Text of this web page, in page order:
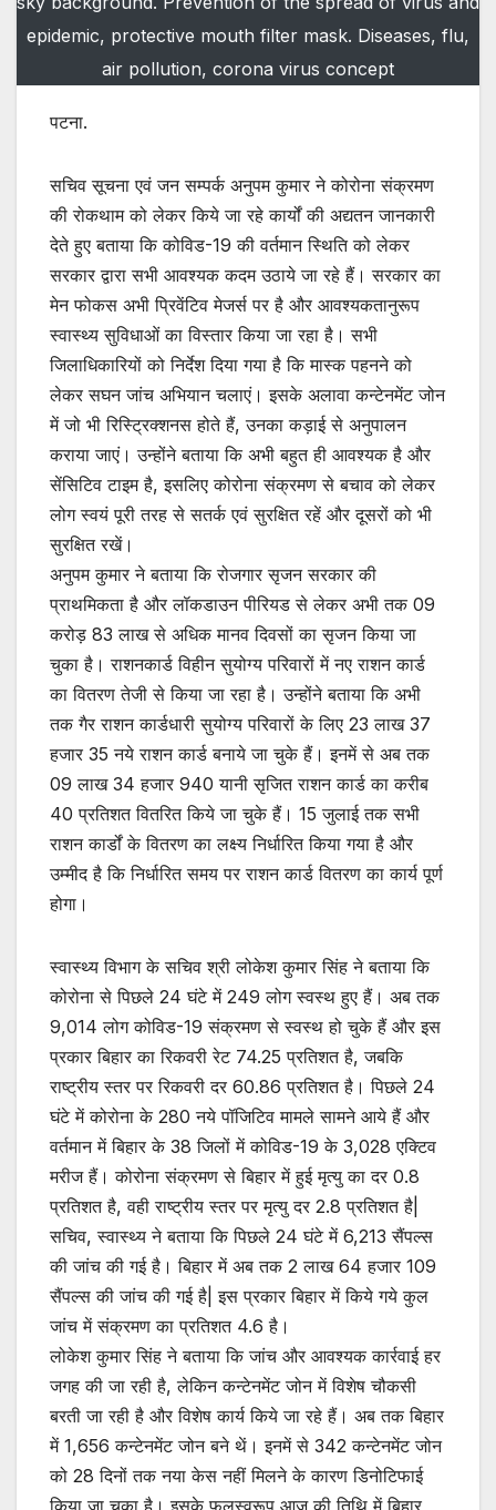
epidemic, protective mouth filter mask. Diseases, flu,
air pollution, corona virus concept
पटना.
सचिव सूचना एवं जन सम्पर्क अनुपम कुमार ने कोरोना संक्रमण
की रोकथाम को लेकर किये जा रहे कार्यों की अद्यतन जानकारी
देते हुए बताया कि कोविड-19 की वर्तमान स्थिति को लेकर
सरकार द्वारा सभी आवश्यक कदम उठाये जा रहे हैं। सरकार का
मेन फोकस अभी प्रिवेंटिव मेजर्स पर है और आवश्यकतानुरूप
स्वास्थ्य सुविधाओं का विस्तार किया जा रहा है। सभी
जिलाधिकारियों को निर्देश दिया गया है कि मास्क पहनने को
लेकर सघन जांच अभियान चलाएं। इसके अलावा कन्टेनमेंट जोन
में जो भी रिस्ट्रिक्शनस होते हैं, उनका कड़ाई से अनुपालन
कराया जाएं। उन्होंने बताया कि अभी बहुत ही आवश्यक है और
सेंसिटिव टाइम है, इसलिए कोरोना संक्रमण से बचाव को लेकर
लोग स्वयं पूरी तरह से सतर्क एवं सुरक्षित रहें और दूसरों को भी
सुरक्षित रखें।
अनुपम कुमार ने बताया कि रोजगार सृजन सरकार की
प्राथमिकता है और लॉकडाउन पीरियड से लेकर अभी तक 09
करोड़ 83 लाख से अधिक मानव दिवसों का सृजन किया जा
चुका है। राशनकार्ड विहीन सुयोग्य परिवारों में नए राशन कार्ड
का वितरण तेजी से किया जा रहा है। उन्होंने बताया कि अभी
तक गैर राशन कार्डधारी सुयोग्य परिवारों के लिए 23 लाख 37
हजार 35 नये राशन कार्ड बनाये जा चुके हैं। इनमें से अब तक
09 लाख 34 हजार 940 यानी सृजित राशन कार्ड का करीब
40 प्रतिशत वितरित किये जा चुके हैं। 15 जुलाई तक सभी
राशन कार्डों के वितरण का लक्ष्य निर्धारित किया गया है और
उम्मीद है कि निर्धारित समय पर राशन कार्ड वितरण का कार्य पूर्ण
होगा।
स्वास्थ्य विभाग के सचिव श्री लोकेश कुमार सिंह ने बताया कि
कोरोना से पिछले 24 घंटे में 249 लोग स्वस्थ हुए हैं। अब तक
9,014 लोग कोविड-19 संक्रमण से स्वस्थ हो चुके हैं और इस
प्रकार बिहार का रिकवरी रेट 74.25 प्रतिशत है, जबकि
राष्ट्रीय स्तर पर रिकवरी दर 60.86 प्रतिशत है। पिछले 24
घंटे में कोरोना के 280 नये पॉजिटिव मामले सामने आये हैं और
वर्तमान में बिहार के 38 जिलों में कोविड-19 के 3,028 एक्टिव
मरीज हैं। कोरोना संक्रमण से बिहार में हुई मृत्यु का दर 0.8
प्रतिशत है, वही राष्ट्रीय स्तर पर मृत्यु दर 2.8 प्रतिशत है|
सचिव, स्वास्थ्य ने बताया कि पिछले 24 घंटे में 6,213 सैंपल्स
की जांच की गई है। बिहार में अब तक 2 लाख 64 हजार 109
सैंपल्स की जांच की गई है| इस प्रकार बिहार में किये गये कुल
जांच में संक्रमण का प्रतिशत 4.6 है।
लोकेश कुमार सिंह ने बताया कि जांच और आवश्यक कार्रवाई हर
जगह की जा रही है, लेकिन कन्टेनमेंट जोन में विशेष चौकसी
बरती जा रही है और विशेष कार्य किये जा रहे हैं। अब तक बिहार
में 1,656 कन्टेनमेंट जोन बने थें। इनमें से 342 कन्टेनमेंट जोन
को 28 दिनों तक नया केस नहीं मिलने के कारण डिनोटिफाई